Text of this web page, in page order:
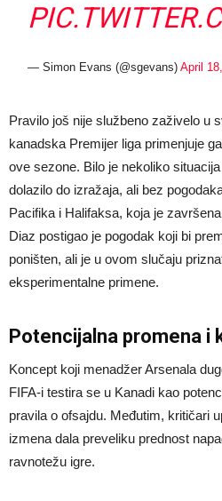
— Simon Evans (@sgevans)April
Pravilo još nije službeno zaživelo u
kanadska Premijer liga primenjuje
ove sezone. Bilo je nekoliko
dolazilo do izražaja, ali bez
Pacifika i Halifaksa, koja je
Diaz postigao je pogodak koji bi
poništen, ali je u ovom slučaju
eksperimentalne primene.
Potencijalna promena i
Koncept koji menadžer Arsenala
FIFA-i testira se u Kanadi kao
pravila o ofsajdu. Međutim, kritičari
izmena dala preveliku prednost
ravnotežu igre.